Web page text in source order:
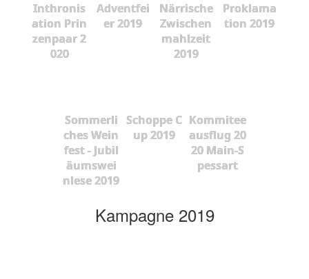
Inthronis
ation Prin
zenpaar 2
020
Adventfei
er 2019
Närrische
Zwischen
mahlzeit
2019
Proklama
tion 2019
Sommerli
ches Wein
fest - Jubil
äumswei
nlese 2019
Schoppe C
up 2019
Kommitee
ausflug 20
20 Main-S
pessart
Kampagne 2019